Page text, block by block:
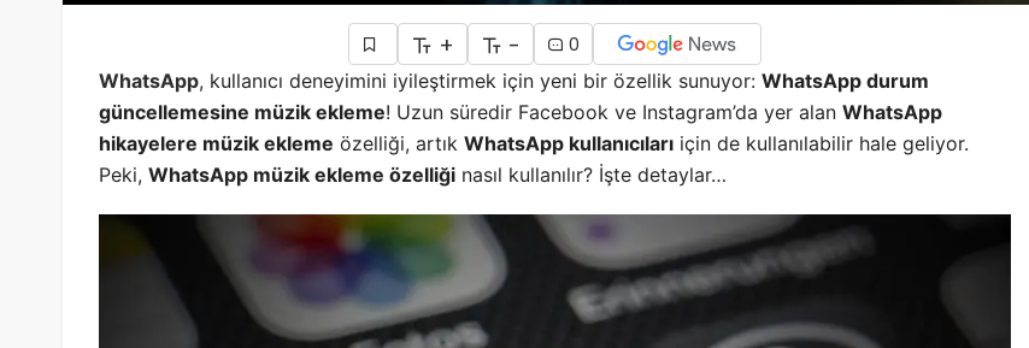
+ -
0
WhatsApp, kullanıcı deneyimini iyileştirmek için yeni bir özellik sunuyor: WhatsApp durum
güncellemesine müzik ekleme! Uzun süredir Facebook ve Instagram’da yer alan WhatsApp
hikayelere müzik ekleme özelliği, artık WhatsApp kullanıcıları için de kullanılabilir hale geliyor.
Peki, WhatsApp müzik ekleme özelliği nasıl kullanılır? İşte detaylar…